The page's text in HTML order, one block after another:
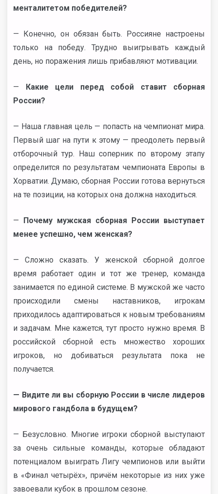
менталитетом победителей?
— Конечно, он обязан быть. Россияне настроены
только на победу. Трудно выигрывать каждый
день, но поражения лишь прибавляют мотивации.
— Какие цели перед собой ставит сборная
России?
— Наша главная цель — попасть на чемпионат мира.
Первый шаг на пути к этому — преодолеть первый
отборочный тур. Наш соперник по второму этапу
определится по результатам чемпионата Европы в
Хорватии. Думаю, сборная России готова вернуться
на те позиции, на которых она должна находиться.
— Почему мужская сборная России выступает
менее успешно, чем женская?
— Сложно сказать. У женской сборной долгое
время работает один и тот же тренер, команда
занимается по единой системе. В мужской же часто
происходили смены наставников, игрокам
приходилось адаптироваться к новым требованиям
и задачам. Мне кажется, тут просто нужно время. В
российской сборной есть множество хороших
игроков, но добиваться результата пока не
получается.
— Видите ли вы сборную России в числе лидеров
мирового гандбола в будущем?
— Безусловно. Многие игроки сборной выступают
за очень сильные команды, которые обладают
потенциалом выиграть Лигу чемпионов или выйти
в «Финал четырёх», причём некоторые из них уже
завоевали кубок в прошлом сезоне.